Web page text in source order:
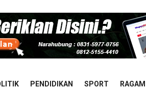
PENDIDIKAN SPORT RAGAM